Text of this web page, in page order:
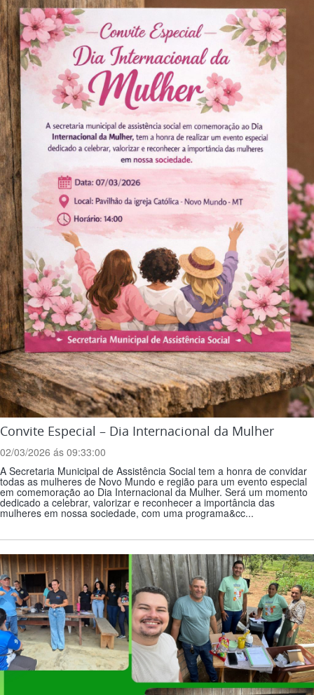
Convite Especial – Dia Internacional da Mulher
02/03/2026 ás 09:33:00
A Secretaria Municipal de Assistência Social tem a honra de convidar
todas as mulheres de Novo Mundo e região para um evento especial
em comemoração ao Dia Internacional da Mulher. Será um momento
dedicado a celebrar, valorizar e reconhecer a importância das
mulheres em nossa sociedade, com uma programa&cc...